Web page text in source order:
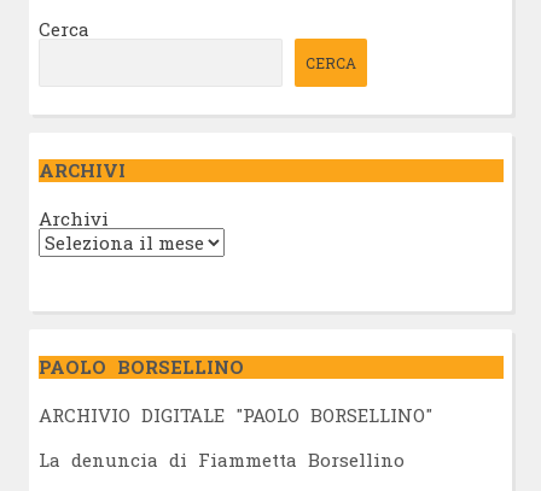
Cerca
CERCA
ARCHIVI
Archivi
PAOLO BORSELLINO
ARCHIVIO DIGITALE "PAOLO BORSELLINO"
La denuncia di Fiammetta Borsellino